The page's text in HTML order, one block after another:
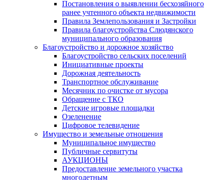
Постановления о выявлении бесхозяйного
ранее учтенного объекта недвижимости
Правила Землепользования и Застройки
Правила благоустройства Слюдянского
муниципального образования
Благоустройство и дорожное хозяйство
Благоустройство сельских поселений
Инициативные проекты
Дорожная деятельность
Транспортное обслуживание
Месячник по очистке от мусора
Обращение с ТКО
Детские игровые площадки
Озеленение
Цифровое телевидение
Имущество и земельные отношения
Муниципальное имущество
Публичные сервитуты
АУКЦИОНЫ
Предоставление земельного участка
многодетным